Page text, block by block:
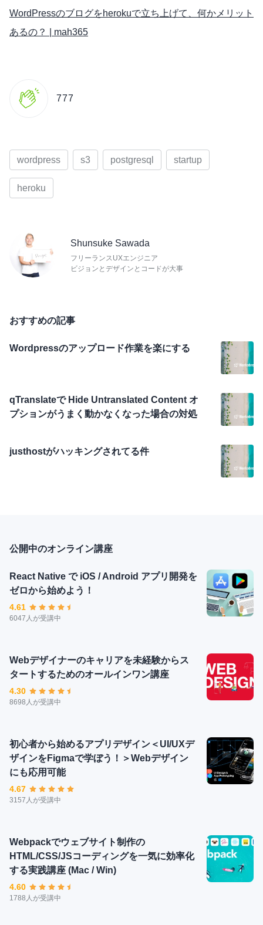
WordPressのブログをherokuで立ち上げて、何かメリット
あるの？ | mah365
777
wordpress s3 postgresql startup
heroku
Shunsuke Sawada
フリーランスUXエンジニア
ビジョンとデザインとコードが大事
おすすめの記事
Wordpressのアップロード作業を楽にする
qTranslateで Hide Untranslated Content オ
プションがうまく動かなくなった場合の対処
justhostがハッキングされてる件
公開中のオンライン講座
React Native で iOS / Android アプリ開発を
ゼロから始めよう！
4.61
6047人が受講中
Webデザイナーのキャリアを未経験からス
タートするためのオールインワン講座
4.30
8698人が受講中
初心者から始めるアプリデザイン＜UI/UXデ
ザインをFigmaで学ぼう！＞Webデザイン
にも応用可能
4.67
3157人が受講中
Webpackでウェブサイト制作の
HTML/CSS/JSコーディングを一気に効率化
する実践講座 (Mac / Win)
4.60
1788人が受講中